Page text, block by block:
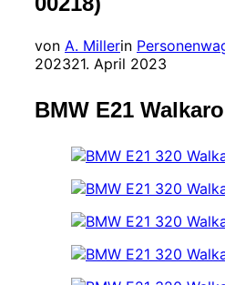
von A. Millerin
202321. April 2023
BMW E21